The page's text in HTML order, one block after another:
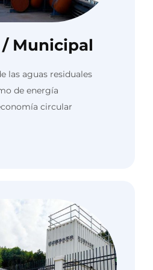
Municipal
las aguas residuales
de energía
circular